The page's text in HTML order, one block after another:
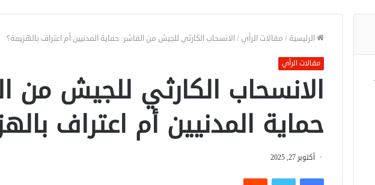
الرئيسية / مقالات الرأي /الانسحاب الكارثي للجيش من الفاشر: حماية المدنيين أم اعتراف بالهزيمة؟
مقالات الرأي
الانسحاب الكارثي للجيش من
حماية المدنيين أم اعتراف
أكتوبر 27, 2025
فيسبوكتويتر